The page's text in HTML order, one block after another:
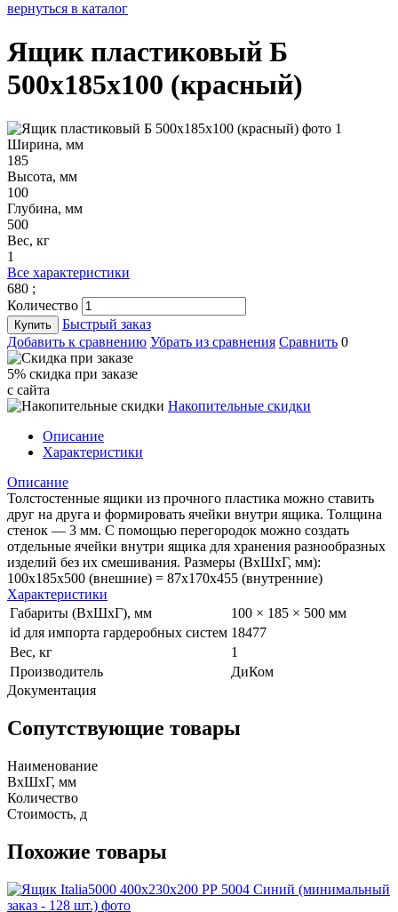
вернуться в каталог
Ящик пластиковый Б
500х185х100 (красный)
Ширина, мм
185
Высота, мм
100
Глубина, мм
500
Вес, кг
1
Все характеристики
680 ;
Количество
Купить
Быстрый заказ
Добавить к сравнению Убрать из сравнения Сравнить 0
5% cкидка при заказе
с сайта
Накопительные скидки
Описание
Характеристики
Описание
Толстостенные ящики из прочного пластика можно ставить
друг на друга и формировать ячейки внутри ящика. Толщина
стенок — 3 мм. С помощью перегородок можно создать
отдельные ячейки внутри ящика для хранения разнообразных
изделий без их смешивания. Размеры (ВхШхГ, мм):
100x185х500 (внешние) = 87х170х455 (внутренние)
Характеристики
Габариты (ВхШхГ), мм
100 × 185 × 500 мм
id для импорта гардеробных систем 18477
Вес, кг
1
Производитель
ДиКом
Документация
Сопутствующие товары
Наименование
ВхШхГ, мм
Количество
Стоимость, д
Похожие товары